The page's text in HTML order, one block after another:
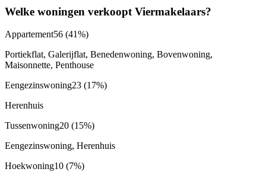
Welke woningen verkoopt Viermakelaars?
Appartement56 (41%)
Portiekflat, Galerijflat, Benedenwoning, Bovenwoning,
Maisonnette, Penthouse
Eengezinswoning23 (17%)
Herenhuis
Tussenwoning20 (15%)
Eengezinswoning, Herenhuis
Hoekwoning10 (7%)